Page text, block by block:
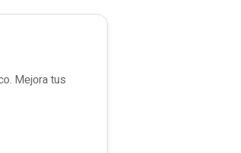
Mejora tus